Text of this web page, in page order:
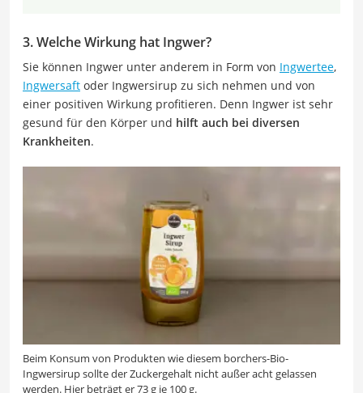
3. Welche Wirkung hat Ingwer?
Sie können Ingwer unter anderem in Form von Ingwertee,
Ingwersaft oder Ingwersirup zu sich nehmen und von
einer positiven Wirkung profitieren. Denn Ingwer ist sehr
gesund für den Körper und hilft auch bei diversen
Krankheiten.
Beim Konsum von Produkten wie diesem borchers-Bio-
Ingwersirup sollte der Zuckergehalt nicht außer acht gelassen
werden. Hier beträgt er 73 g je 100 g.